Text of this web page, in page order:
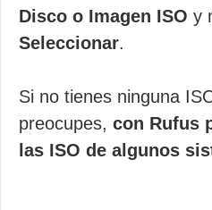
Disco o Imagen ISO y
Seleccionar.
Si no tienes ninguna
preocupes, con Rufus
las ISO de algunos